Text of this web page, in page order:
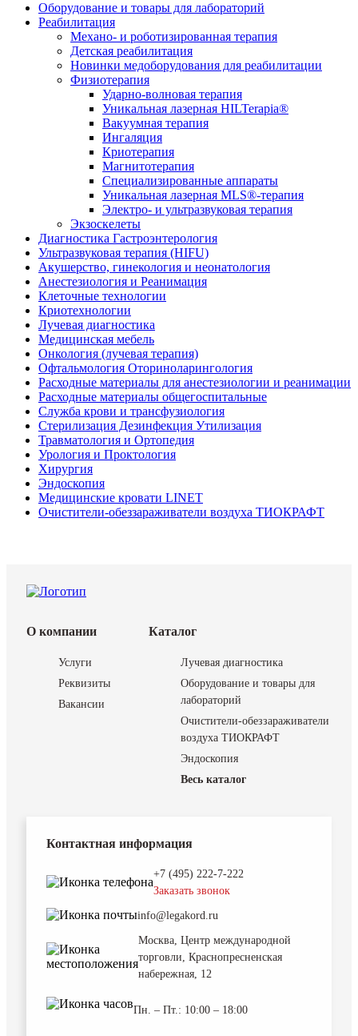
Оборудование и товары для лабораторий
Реабилитация
Механо- и роботизированная терапия
Детская реабилитация
Новинки медоборудования для реабилитации
Физиотерапия
Ударно-волновая терапия
Уникальная лазерная HILTerapia®
Вакуумная терапия
Ингаляция
Криотерапия
Магнитотерапия
Специализированные аппараты
Уникальная лазерная MLS®-терапия
Электро- и ультразвуковая терапия
Экзоскелеты
Диагностика Гастроэнтерология
Ультразвуковая терапия (HIFU)
Акушерство, гинекология и неонатология
Анестезиология и Реанимация
Клеточные технологии
Криотехнологии
Лучевая диагностика
Медицинская мебель
Онкология (лучевая терапия)
Офтальмология Оториноларингология
Расходные материалы для анестезиологии и реанимации
Расходные материалы общегоспитальные
Служба крови и трансфузиология
Стерилизация Дезинфекция Утилизация
Травматология и Ортопедия
Урология и Проктология
Хирургия
Эндоскопия
Медицинские кровати LINET
Очистители-обеззараживатели воздуха ТИОКРАФТ
Каталог
Лучевая диагностика
Оборудование и товары для
лабораторий
Очистители-обеззараживатели
воздуха ТИОКРАФТ
Эндоскопия
Весь каталог
О компании
Услуги
Реквизиты
Вакансии
Контактная информация
+7 (495) 222-7-222
Заказать звонок
info@legakord.ru
Москва, Центр международной
торговли, Краснопресненская
набережная, 12
Пн. – Пт.: 10:00 – 18:00